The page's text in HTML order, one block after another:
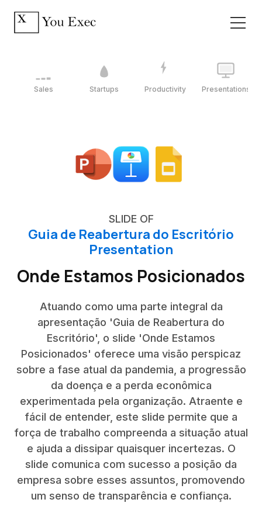
Sales Startups Productivity Presentations
SLIDE OF
Guia de Reabertura do Escritório
Presentation
Onde Estamos Posicionados
Atuando como uma parte integral da
apresentação 'Guia de Reabertura do
Escritório', o slide 'Onde Estamos
Posicionados' oferece uma visão perspicaz
sobre a fase atual da pandemia, a progressão
da doença e a perda econômica
experimentada pela organização. Atraente e
fácil de entender, este slide permite que a
força de trabalho compreenda a situação atual
e ajuda a dissipar quaisquer incertezas. O
slide comunica com sucesso a posição da
empresa sobre esses assuntos, promovendo
um senso de transparência e confiança.